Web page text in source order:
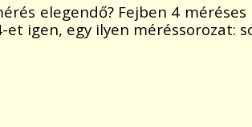
elegendő? Fejben 4
et igen, egy ilyen méréssorozat: